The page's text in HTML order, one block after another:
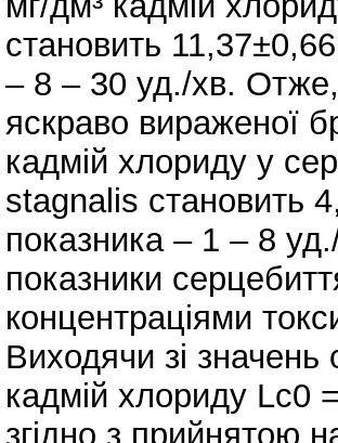
становить
– 8 – 30 уд./хв.
яскраво вираженої
кадмій хлориду у
stagnalis становить
показника – 1 – 8
показники
концентраціями
Виходячи зі значень
кадмій хлориду Lc0
згідно з прийнятою